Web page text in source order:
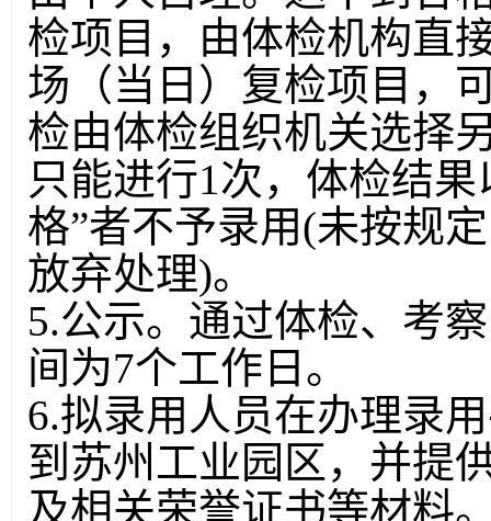
检项目，由体检机构直
场（当日）复检项目，
检由体检组织机关选择
只能进行1次，体检结
格”者不予录用(未按规
放弃处理)。
5.公示。通过体检、考
间为7个工作日。
6.拟录用人员在办理录
到苏州工业园区，并提
及相关荣誉证书等材料